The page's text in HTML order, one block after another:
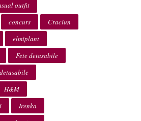
outfit
concurs
Craciun
elmiplant
Fete detasabile
H&M
Irenka